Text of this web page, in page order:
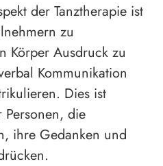
der Tanztherapie ist
zu
Körper Ausdruck zu
Kommunikation
Dies ist
die
ihre Gedanken und